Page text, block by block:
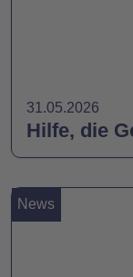
31.05.2026
Hilfe, die
News